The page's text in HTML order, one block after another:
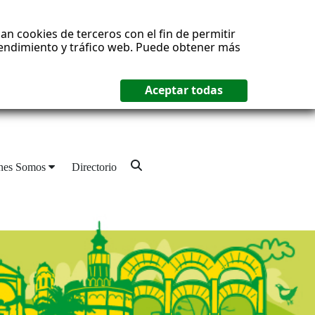
cookies de terceros con el fin de permitir
y tráfico web. Puede obtener más
Somos Directorio